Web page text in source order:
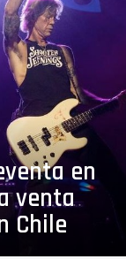
en
venta
Chile